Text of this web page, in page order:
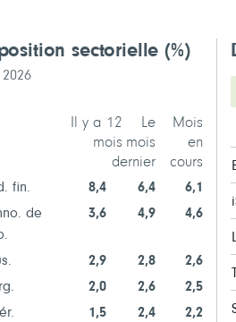
sectorielle(%)
Il y a 12
mois
Le
mois
dernier
Mois
en
cours
fin. 8,4 6,4
6,1
de
3,6 4,9 4,6
2,9 2,8
2,6
2,0 2,6
2,5
1,5 2,4
2,2